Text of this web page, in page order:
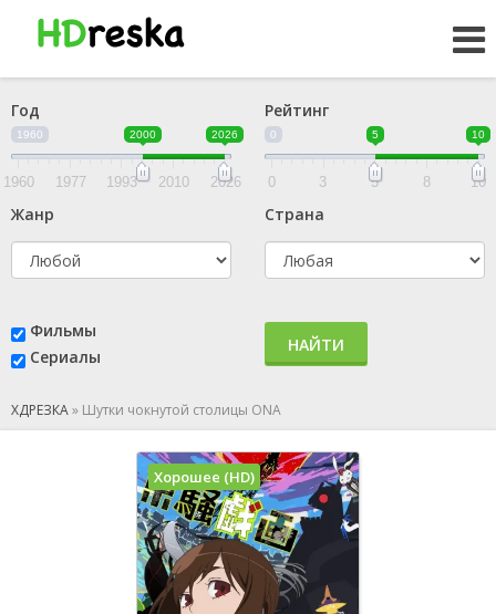
Год
1960 2000 2026
1960 1977 1993 2010 2026
Рейтинг
0 5 10
0 3 5 8 10
Жанр Страна
Фильмы
Сериалы
НАЙТИ
ХДРЕЗКА» Шутки чокнутой столицы ONA
Хорошее (HD)